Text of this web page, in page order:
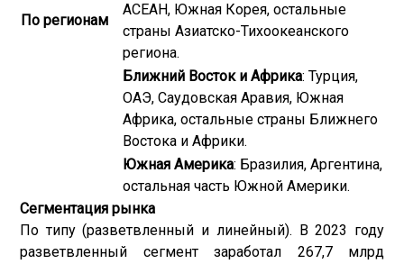
По регионам
АСЕАН, Южная Корея, остальные
страны Азиатско-Тихоокеанского
региона.
Ближний Восток и Африка: Турция,
ОАЭ, Саудовская Аравия, Южная
Африка, остальные страны Ближнего
Востока и Африки.
Южная Америка: Бразилия, Аргентина,
остальная часть Южной Америки.
Сегментация рынка
По типу (разветвленный и линейный). В 2023 году
разветвленный сегмент заработал 267,7 млрд